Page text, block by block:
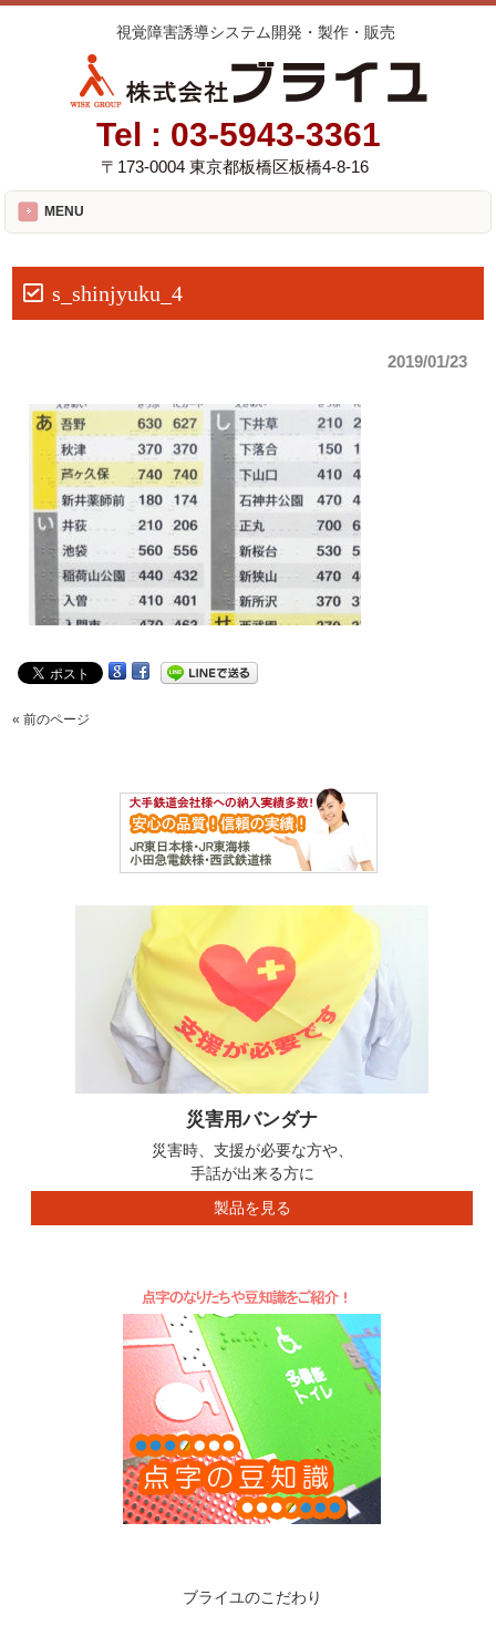
視覚障害誘導システム開発・製作・販売
Tel : 03-5943-3361
〒173-0004 東京都板橋区板橋4-8-16
MENU
s_shinjyuku_4
2019/01/23
« 前のページ
災害用バンダナ
災害時、支援が必要な方や、
手話が出来る方に
製品を見る
ブライユのこだわり